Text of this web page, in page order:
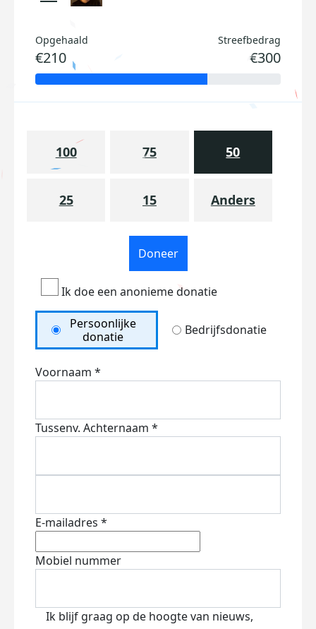
Opgehaald
€210
Streefbedrag
€300
100 75 50
25 15 Anders
Doneer
Ik doe een anonieme donatie
Persoonlijke
donatie
Bedrijfsdonatie
Voornaam *
Tussenv. Achternaam *
E-mailadres *
Mobiel nummer
Ik blijf graag op de hoogte van nieuws,